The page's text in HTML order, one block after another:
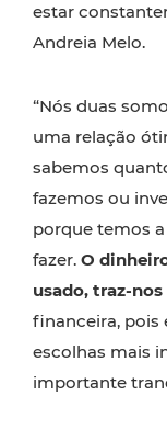
estar
Andreia Melo.
“Nós duas
uma relação
sabemos
fazemos ou
porque temos
fazer. O
usado, traz-nos
financeira, pois
escolhas mais
importante